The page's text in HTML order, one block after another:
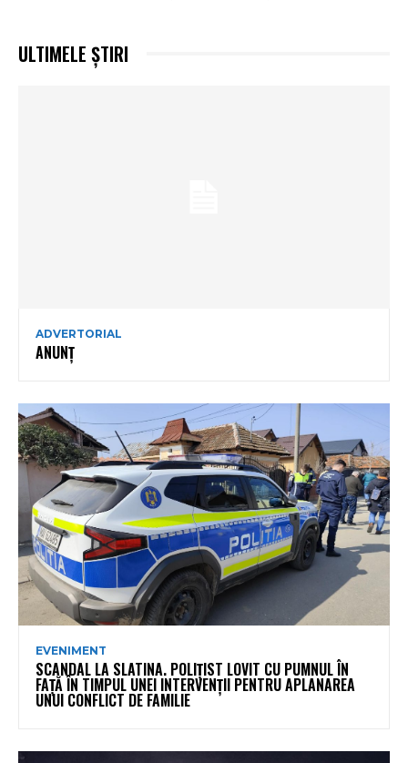
ULTIMELE ȘTIRI
ADVERTORIAL
ANUNȚ
EVENIMENT
SCANDAL LA SLATINA. POLIȚIST LOVIT CU PUMNUL ÎN
FAȚĂ ÎN TIMPUL UNEI INTERVENȚII PENTRU APLANAREA
UNUI CONFLICT DE FAMILIE